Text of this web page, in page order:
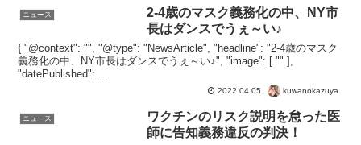
資産額は11...
ニュース
2-4歳のマスク義務化の中、NY市
長はダンスでうぇ～い♪
{ "@context": "", "@type": "NewsArticle", "headline": "2-4歳のマスク
義務化の中、NY市長はダンスでうぇ～い♪", "image": [ "" ],
"datePublished": ...
2022.04.05 kuwanokazuya
ニュース
ワクチンのリスク説明を怠った医
師に告知義務違反の判決！